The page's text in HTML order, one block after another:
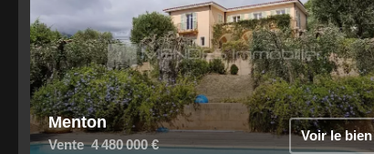
Menton
Vente 4 480 000 €
Voir le bien